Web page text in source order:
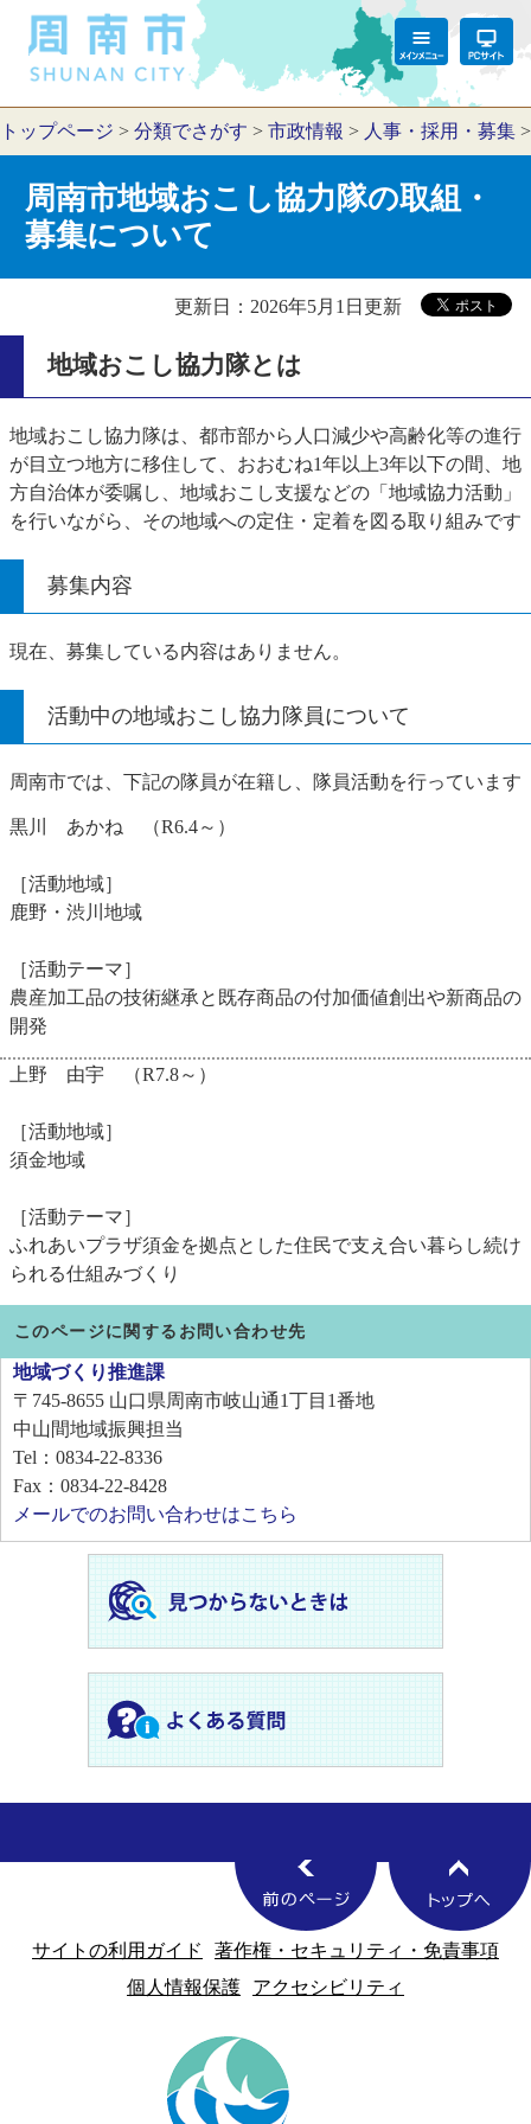
トップページ > 分類でさがす > 市政情報 > 人事・採用・募集
周南市地域おこし協力隊の取組・
募集について
更新日：2026年5月1日更新
地域おこし協力隊とは
地域おこし協力隊は、都市部から人口減少や高齢化等の進行
が目立つ地方に移住して、おおむね1年以上3年以下の間、地
方自治体が委嘱し、地域おこし支援などの「地域協力活動」
を行いながら、その地域への定住・定着を図る取り組みです
募集内容
現在、募集している内容はありません。
活動中の地域おこし協力隊員について
周南市では、下記の隊員が在籍し、隊員活動を行っています
黒川 あかね （R6.4～）
［活動地域］
鹿野・渋川地域
［活動テーマ］
農産加工品の技術継承と既存商品の付加価値創出や新商品の
開発
上野 由宇 （R7.8～）
［活動地域］
須金地域
［活動テーマ］
ふれあいプラザ須金を拠点とした住民で支え合い暮らし続け
られる仕組みづくり
このページに関するお問い合わせ先
地域づくり推進課
〒745-8655 山口県周南市岐山通1丁目1番地
中山間地域振興担当
Tel：0834-22-8336
Fax：0834-22-8428
メールでのお問い合わせはこちら
サイトの利用ガイド
著作権・セキュリティ・免責事項
個人情報保護
アクセシビリティ